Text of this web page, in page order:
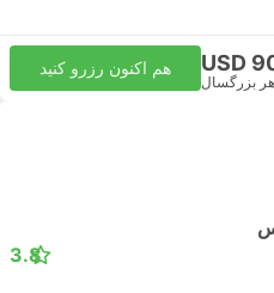
USD
هر بزرگسال
هم اکنون رزرو کنید
3.8